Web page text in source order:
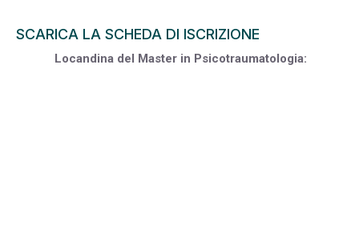
SCARICA LA SCHEDA DI ISCRIZIONE
Locandina del Master in Psicotraumatologia: